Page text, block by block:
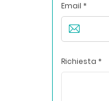
Email *
Richiesta *